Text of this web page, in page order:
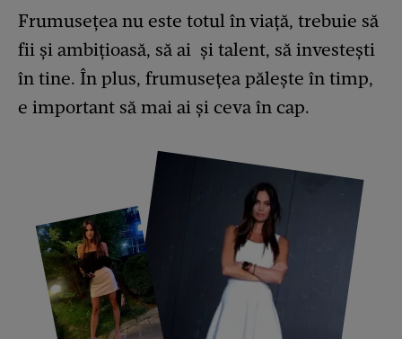
Frumusețea nu este totul în viață, trebuie să
fii și ambițioasă, să ai și talent, să investești
în tine. În plus, frumusețea pălește în timp,
e important să mai ai și ceva în cap.